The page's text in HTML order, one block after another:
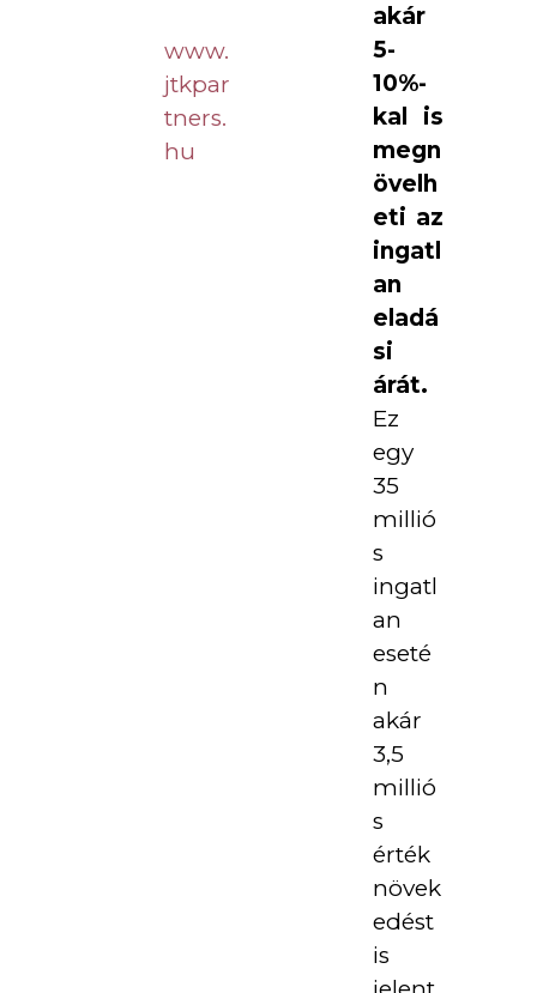
www.
jtkpar
tners.
hu
akár
5-
10%-
kal is
megn
övelh
eti az
ingatl
an
eladá
si
árát.
Ez
egy
35
millió
s
ingatl
an
eseté
n
akár
3,5
millió
s
érték
növek
edést
is